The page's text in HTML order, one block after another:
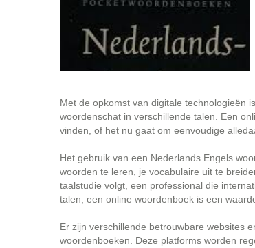
Met de opkomst van digitale technologieën
woordenschat in verschillende talen. Een
vinden, of het nu gaat om eenvoudige
Het gebruik van een Nederlands Engels
woorden te leren, je vocabulaire uit te
taalstudie volgt, een professional die
talen, een online woordenboek is een
Er zijn verschillende betrouwbare websites
woordenboeken. Deze platforms worden